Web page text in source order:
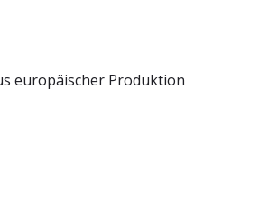
europäischer Produktion